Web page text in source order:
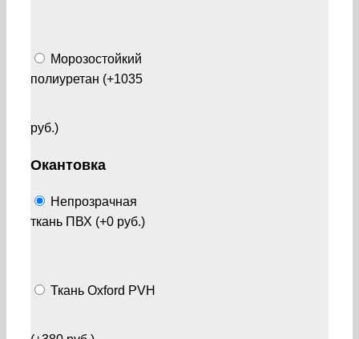
Морозостойкий
полиуретан (+1035
руб.)
Окантовка
Непрозрачная
ткань ПВХ (+0 руб.)
Ткань Oxford PVH